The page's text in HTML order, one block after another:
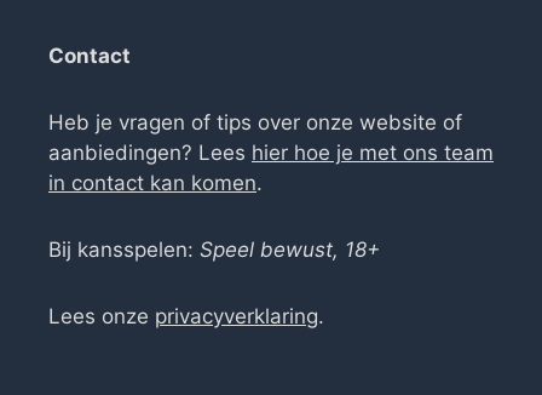
Contact
Heb je vragen of tips over onze website of
aanbiedingen? Lees hier hoe je met ons team
in contact kan komen.
Bij kansspelen: Speel bewust, 18+
Lees onze privacyverklaring.